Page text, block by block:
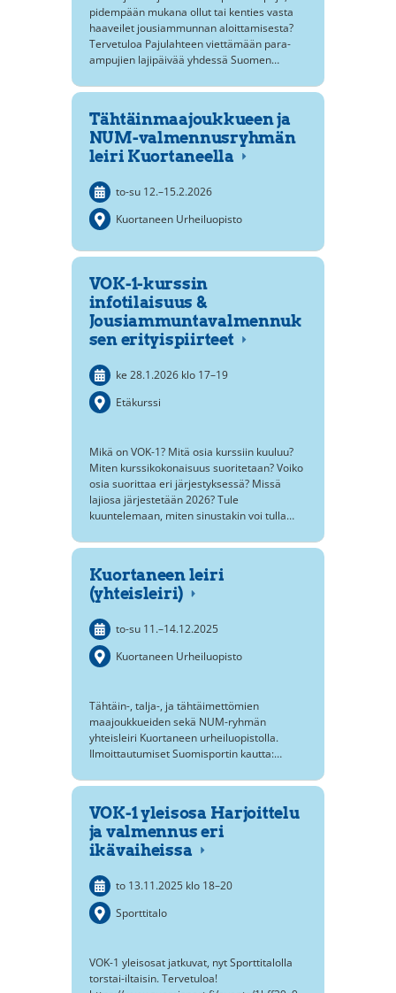
pidempään mukana ollut tai kenties vasta
haaveilet jousiammunnan aloittamisesta?
Tervetuloa Pajulahteen viettämään para-
ampujien lajipäivää yhdessä Suomen…
Tähtäinmaajoukkueen ja
NUM-valmennusryhmän
leiri Kuortaneella
to-su 12.–15.2.2026
Kuortaneen Urheiluopisto
VOK-1-kurssin
infotilaisuus &
Jousiammuntavalmennuk
sen erityispiirteet
ke 28.1.2026 klo 17–19
Etäkurssi
Mikä on VOK-1? Mitä osia kurssiin kuuluu?
Miten kurssikokonaisuus suoritetaan? Voiko
osia suorittaa eri järjestyksessä? Missä
lajiosa järjestetään 2026? Tule
kuuntelemaan, miten sinustakin voi tulla…
Kuortaneen leiri
(yhteisleiri)
to-su 11.–14.12.2025
Kuortaneen Urheiluopisto
Tähtäin-, talja-, ja tähtäimettömien
maajoukkueiden sekä NUM-ryhmän
yhteisleiri Kuortaneen urheiluopistolla.
Ilmoittautumiset Suomisportin kautta:…
VOK-1 yleisosa Harjoittelu
ja valmennus eri
ikävaiheissa
to 13.11.2025 klo 18–20
Sporttitalo
VOK-1 yleisosat jatkuvat, nyt Sporttitalolla
torstai-iltaisin. Tervetuloa!